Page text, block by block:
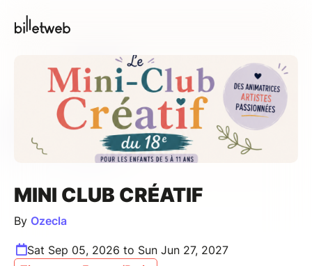
MINI CLUB CRÉATIF
By Ozecla
Sat Sep 05, 2026 to Sun Jun 27, 2027